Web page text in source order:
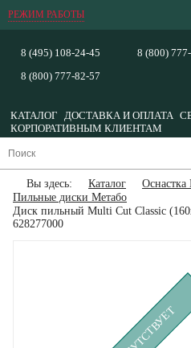
РЕЖИМ РАБОТЫ
8 (495) 108-24-45
8 (800) 777-82-57
8 (800)
КАТАЛОГ ДОСТАВКА И ОПЛАТА
КОРПОРАТИВНЫМ КЛИЕНТАМ
Вы здесь: Каталог
Оснастка
Пильные диски Метабо
Диск пильный Multi Cut Classic
628277000